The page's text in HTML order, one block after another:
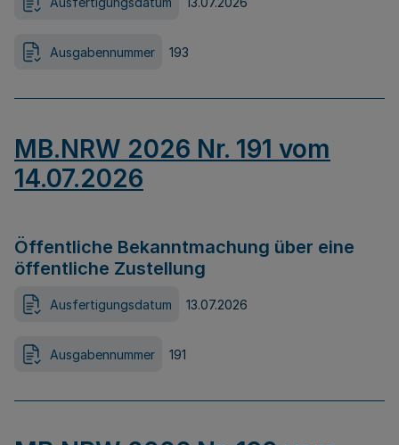
Ausgabennummer 193
MB.NRW 2026 Nr. 191 vom
14.07.2026
Öffentliche Bekanntmachung über eine
öffentliche Zustellung
Ausfertigungsdatum 13.07.2026
Ausgabennummer 191